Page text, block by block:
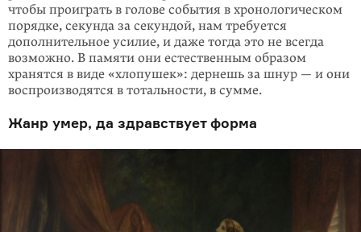
чтобы проиграть в голове события в хронологическом
порядке, секунда за секундой, нам требуется
дополнительное усилие, и даже тогда это не всегда
возможно. В памяти они естественным образом
хранятся в виде «хлопушек»: дернешь за шнур — и они
воспроизводятся в тотальности, в сумме.
Жанр умер, да здравствует форма